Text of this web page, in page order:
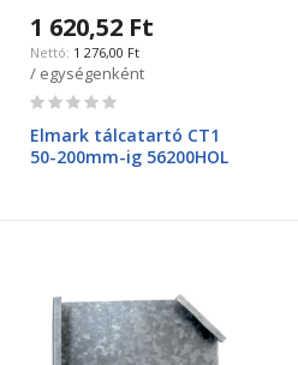
1 620,52 Ft
1 276,00 Ft
/ egységenként
Rating:
Elmark tálcatartó CT1
50-200mm-ig 56200HOL